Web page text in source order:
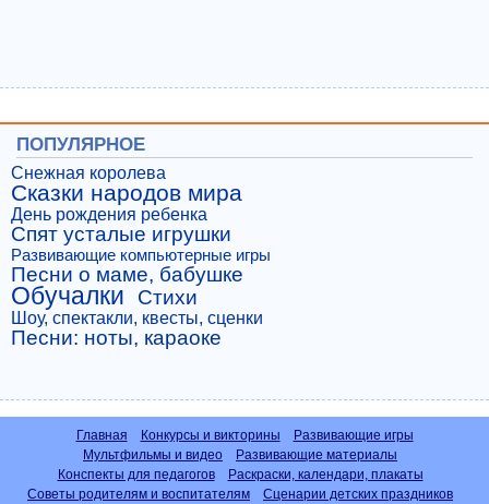
ПОПУЛЯРНОЕ
Снежная королева
Сказки народов мира
День рождения ребенка
Спят усталые игрушки
Развивающие компьютерные игры
Песни о маме, бабушке
Обучалки Стихи
Шоу, спектакли, квесты, сценки
Песни: ноты, караоке
Главная Конкурсы и викторины
Развивающие игры
Мультфильмы и видео
Развивающие материалы
Конспекты для педагогов
Раскраски, календари, плакаты
Советы родителям и воспитателям
Сценарии детских праздников